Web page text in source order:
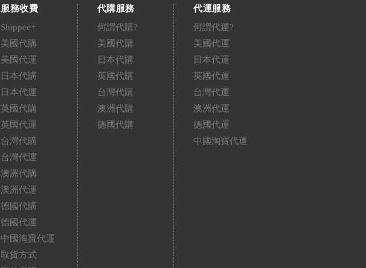
服務收費
Shippee+
美國代購
美國代運
日本代購
日本代運
英國代購
英國代運
台灣代購
台灣代運
澳洲代購
澳洲代運
德國代購
德國代運
中國淘寶代運
取貨方式
代購服務
何謂代購?
美國代購
日本代購
英國代購
台灣代購
澳洲代購
德國代購
代運服務
何謂代運?
美國代運
日本代運
英國代運
台灣代運
澳洲代運
德國代運
中國淘寶代運